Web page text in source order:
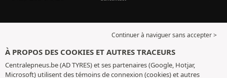
Continuer à naviguer sans accepter >
À PROPOS DES COOKIES ET AUTRES TRACEURS
Centralepneus.be (AD TYRES) et ses partenaires (Google, Hotjar,
Microsoft) utilisent des témoins de connexion (cookies) et autres